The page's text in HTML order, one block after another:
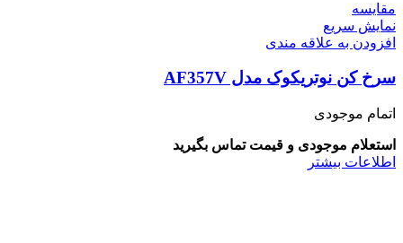
مقايسه
نمایش سریع
افزودن به علاقه مندی
سرخ کن نوتریکوک مدل AF357V
اتمام موجودی
استعلام موجودی و قیمت تماس بگیرید
اطلاعات بیشتر